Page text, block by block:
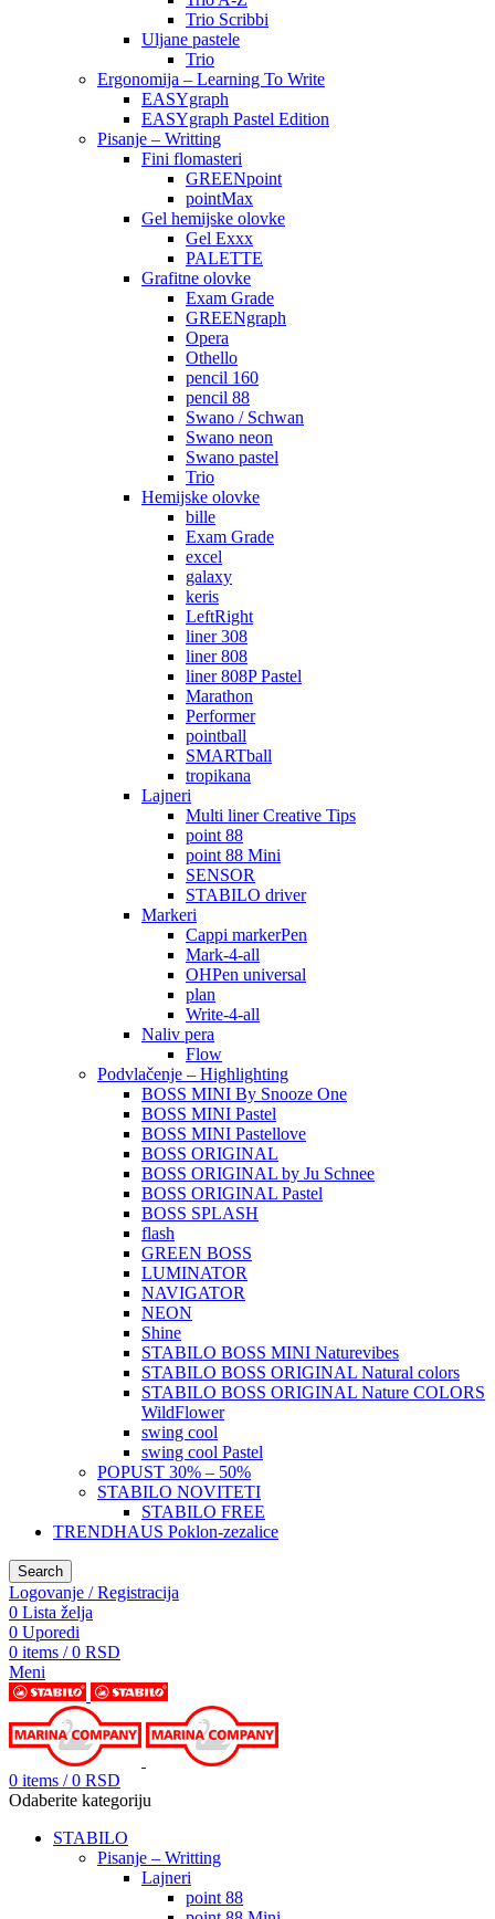
Trio Scribbi
Uljane pastele
Trio
Ergonomija – Learning To Write
EASYgraph
EASYgraph Pastel Edition
Pisanje – Writting
Fini flomasteri
GREENpoint
pointMax
Gel hemijske olovke
Gel Exxx
PALETTE
Grafitne olovke
Exam Grade
GREENgraph
Opera
Othello
pencil 160
pencil 88
Swano / Schwan
Swano neon
Swano pastel
Trio
Hemijske olovke
bille
Exam Grade
excel
galaxy
keris
LeftRight
liner 308
liner 808
liner 808P Pastel
Marathon
Performer
pointball
SMARTball
tropikana
Lajneri
Multi liner Creative Tips
point 88
point 88 Mini
SENSOR
STABILO driver
Markeri
Cappi markerPen
Mark-4-all
OHPen universal
plan
Write-4-all
Naliv pera
Flow
Podvlačenje – Highlighting
BOSS MINI By Snooze One
BOSS MINI Pastel
BOSS MINI Pastellove
BOSS ORIGINAL
BOSS ORIGINAL by Ju Schnee
BOSS ORIGINAL Pastel
BOSS SPLASH
flash
GREEN BOSS
LUMINATOR
NAVIGATOR
NEON
Shine
STABILO BOSS MINI Naturevibes
STABILO BOSS ORIGINAL Natural colors
STABILO BOSS ORIGINAL Nature COLORS
WildFlower
swing cool
swing cool Pastel
POPUST 30% – 50%
STABILO NOVITETI
STABILO FREE
TRENDHAUS Poklon-zezalice
Search
Logovanje / Registracija
0 Lista želja
0 Uporedi
0 items / 0 RSD
Meni
0 items / 0 RSD
Odaberite kategoriju
STABILO
Pisanje – Writting
Lajneri
point 88